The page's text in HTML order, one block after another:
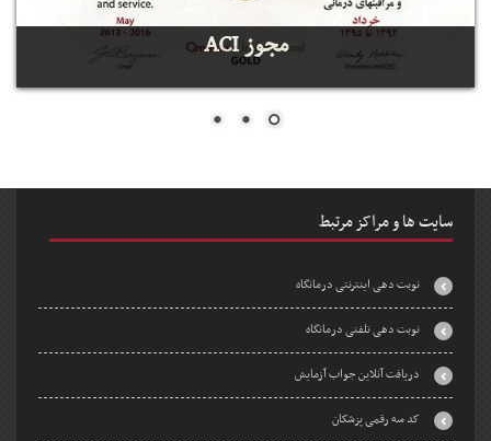
مجوز ACI
سایت ها و مراکز مرتبط
نوبت دهی اینترنتی درمانگاه
نوبت دهی تلفنی درمانگاه
دریافت آنلاین جواب آزمایش
کد سه رقمی پزشکان